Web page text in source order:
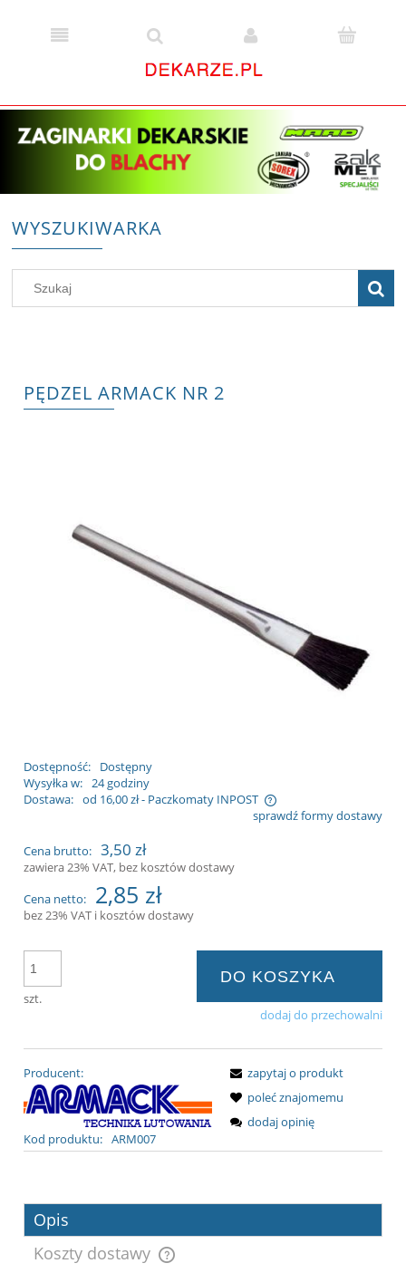
WYSZUKIWARKA
PĘDZEL ARMACK NR 2
Dostępność:
Dostępny
Wysyłka w: 24 godziny
Dostawa: od 16,00 zł- Paczkomaty INPOST
płatności
sprawdź formy dostawy
Cena brutto: 3,50 zł
zawiera 23% VAT, bez kosztów dostawy
Cena netto:
2,85 zł
bez 23% VAT i kosztów dostawy
szt.
DO KOSZYKA
dodaj do przechowalni
Producent:
Kod produktu: ARM007
zapytaj o produkt
poleć znajomemu
dodaj opinię
Opis
Koszty dostawy